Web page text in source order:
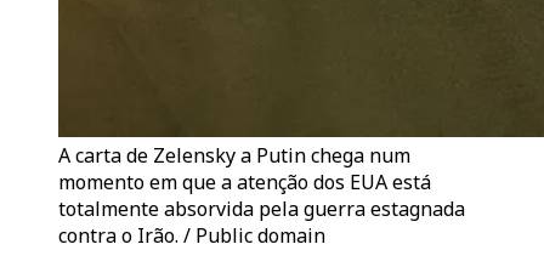
A carta de Zelensky a Putin chega num
momento em que a atenção dos EUA está
totalmente absorvida pela guerra estagnada
contra o Irão. / Public domain